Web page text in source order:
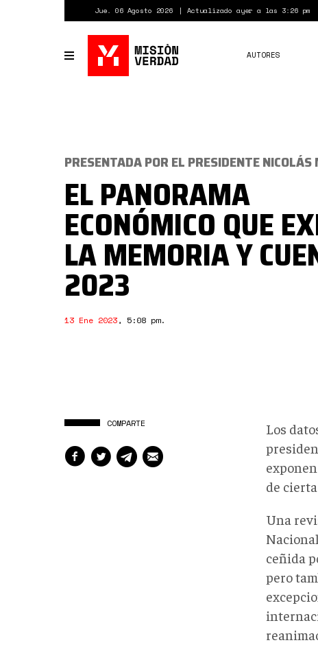
Jue. 06 Agosto 2026 Actualizado ayer a las 3:26 pm
Toggle
navigation
AUTORES
PRESENTADA POR EL PRESIDENTE
EL PANORAMA
ECONÓMICO QUE
LA MEMORIA Y
2023
13 Ene 2023, 5:08 pm.
COMPARTE
Los
de
Una
ceñida
pero